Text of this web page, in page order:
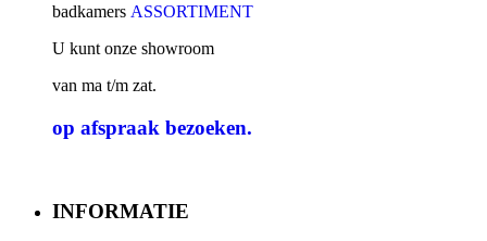
badkamers ASSORTIMENT
U kunt onze showroom
van ma t/m zat.
op afspraak bezoeken.
INFORMATIE